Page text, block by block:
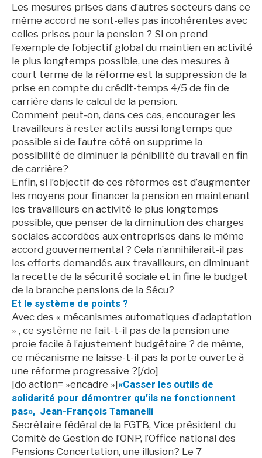
Les mesures prises dans d’autres secteurs dans ce
même accord ne sont-elles pas incohérentes avec
celles prises pour la pension ? Si on prend
l’exemple de l’objectif global du maintien en activité
le plus longtemps possible, une des mesures à
court terme de la réforme est la suppression de la
prise en compte du crédit-temps 4/5 de fin de
carrière dans le calcul de la pension.
Comment peut-on, dans ces cas, encourager les
travailleurs à rester actifs aussi longtemps que
possible si de l’autre côté on supprime la
possibilité de diminuer la pénibilité du travail en fin
de carrière?
Enfin, si l’objectif de ces réformes est d’augmenter
les moyens pour financer la pension en maintenant
les travailleurs en activité le plus longtemps
possible, que penser de la diminution des charges
sociales accordées aux entreprises dans le même
accord gouvernemental ? Cela n’annihilerait-il pas
les efforts demandés aux travailleurs, en diminuant
la recette de la sécurité sociale et in fine le budget
de la branche pensions de la Sécu?
Et le système de points ?
Avec des « mécanismes automatiques d’adaptation
» , ce système ne fait-t-il pas de la pension une
proie facile à l’ajustement budgétaire ? de même,
ce mécanisme ne laisse-t-il pas la porte ouverte à
une réforme progressive ?[/do]
[do action= »encadre »]«Casser les outils de
solidarité pour démontrer qu’ils ne fonctionnent
pas», Jean-François Tamanelli
Secrétaire fédéral de la FGTB, Vice président du
Comité de Gestion de l’ONP, l’Office national des
Pensions Concertation, une illusion? Le 7